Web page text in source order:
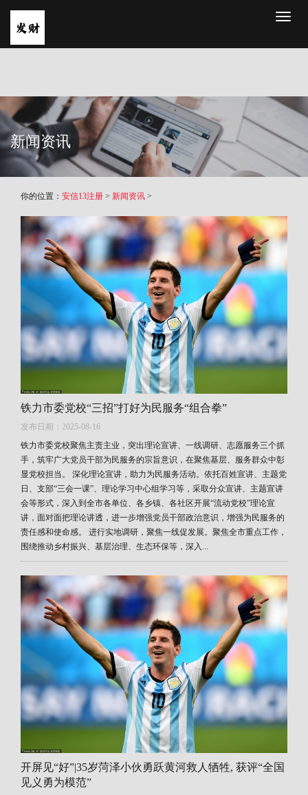
新闻资讯
你的位置： 安信13注册 > 新闻资讯 >
铁力市委党校“三招”打好为民服务“组合拳”
发布日期：2025-08-16
铁力市委党校聚焦主责主业，突出理论宣讲、一线调研、志愿服务三个抓
手，筑牢广大党员干部为民服务的宗旨意识，在聚焦基层、服务群众中彰
显党校担当。 深化理论宣讲，助力为民服务活动。依托百姓宣讲、主题党
日、支部“三会一课”、理论学习中心组学习等，采取分众宣讲、主题宣讲
会等形式，深入到全市各单位、各乡镇、各社区开展“流动党校”理论宣
讲，面对面把理论讲透，进一步增强党员干部政治意识，增强为民服务的
责任感和使命感。 进行实地调研，聚焦一线促发展。聚焦全市重点工作，
围绕推动乡村振兴、基层治理、生态环保等，深入...
开屏见“好”|35岁菏泽小伙勇跃黄河救人牺牲, 获评“全国
见义勇为模范”